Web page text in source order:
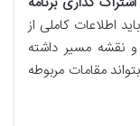
اطلاعات کاملی از
نقشه مسیر داشته
مقامات مربوطه